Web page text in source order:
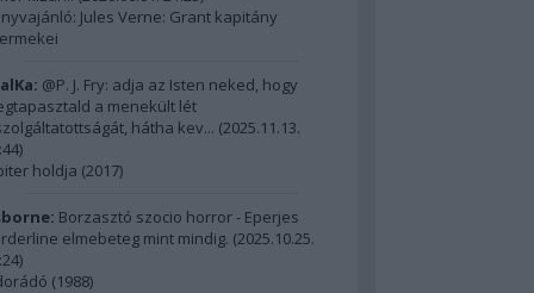
Jules Verne: Grant kapitány
@P. J. Fry: adja az Isten neked, hogy
a menekült lét
hátha kev... (2025.11.13.
)
holdja (2017)
Borzasztó szocio horror - Eperjes
elmebeteg mint mindig. (2025.10.25.
)
(1988)